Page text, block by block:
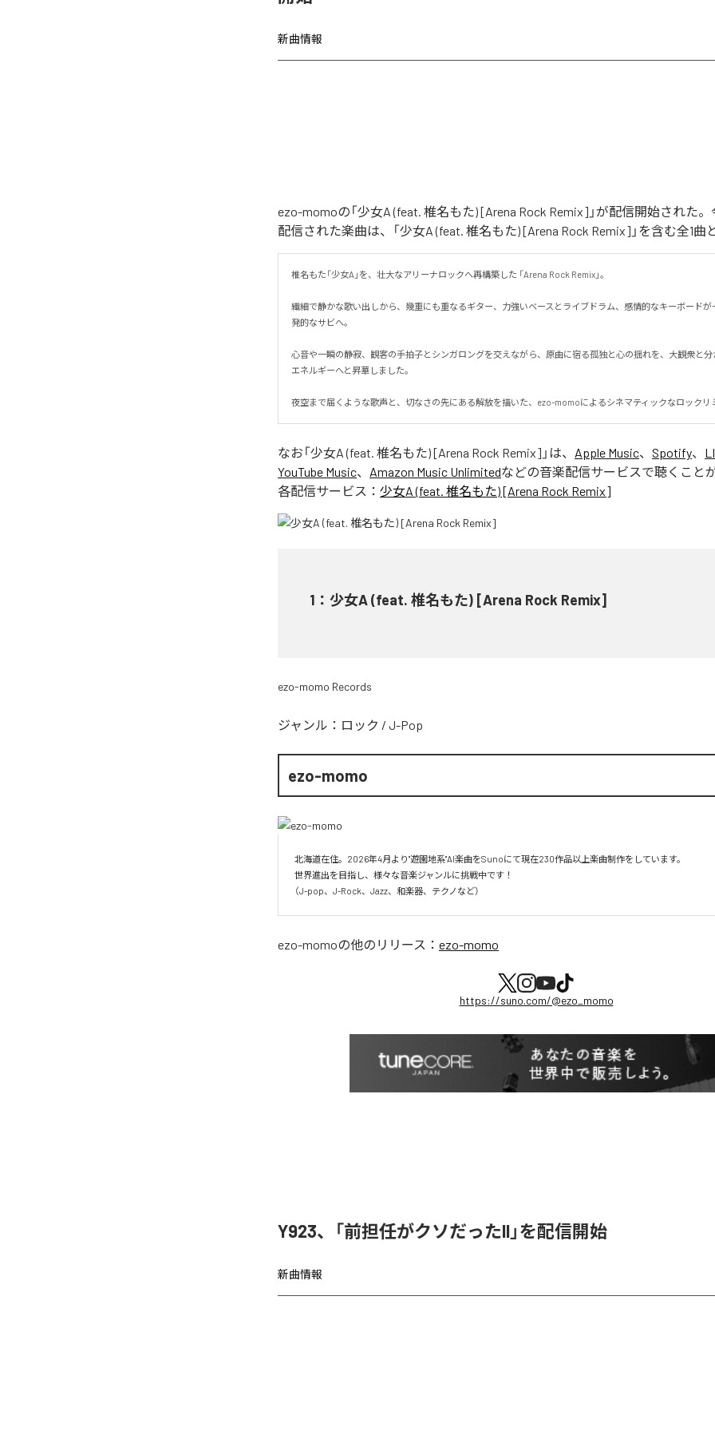
新曲情報
ezo-momoの「少女A (feat. 椎名もた) [Arena Rock Remix]」が配信開始された
配信された楽曲は、「少女A (feat. 椎名もた) [Arena Rock Remix]」を含む全1曲
椎名もた「少女A」を、壮大なアリーナロックへ再構築した 「Arena Rock Remix」。
繊細で静かな歌い出しから、幾重にも重なるギター、力強いベースとライブドラム、感情的なキーボードが
発的なサビへ。
心音や一瞬の静寂、観客の手拍子とシンガロングを交えながら、原曲に宿る孤独と心の揺れを、大観衆と
エネルギーへと昇華しました。
夜空まで届くような歌声と、切なさの先にある解放を描いた、ezo-momoによるシネマティックなロックリ
なお「少女A (feat. 椎名もた) [Arena Rock Remix] 」は、 Apple Music、 Spotify、
YouTube Music、 Amazon Music Unlimitedなどの音楽配信サービスで聴くこと
各配信サービス： 少女A (feat. 椎名もた) [Arena Rock Remix]
1 ： 少女A (feat. 椎名もた) [Arena Rock Remix]
ezo-momo Records
ジャンル： ロック / J-Pop
ezo-momo
北海道在住。2026年4月より"遊園地系"AI楽曲をSunoにて現在230作品以上楽曲制作をしています。
世界進出を目指し、様々な音楽ジャンルに挑戦中です！
（J-pop、J-Rock、Jazz、和楽器、テクノなど）
ezo-momoの他のリリース： ezo-momo
https://suno.com/@ezo_momo
Y923、「前担任がクソだったII」を配信開始
新曲情報